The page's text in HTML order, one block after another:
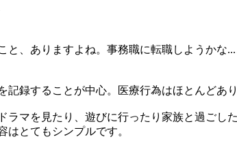
、ありますよね。事務職に転職しようかな
録することが中心。医療行為はほとんどあ
ラマを見たり、遊びに行ったり家族と過ご
とてもシンプルです。